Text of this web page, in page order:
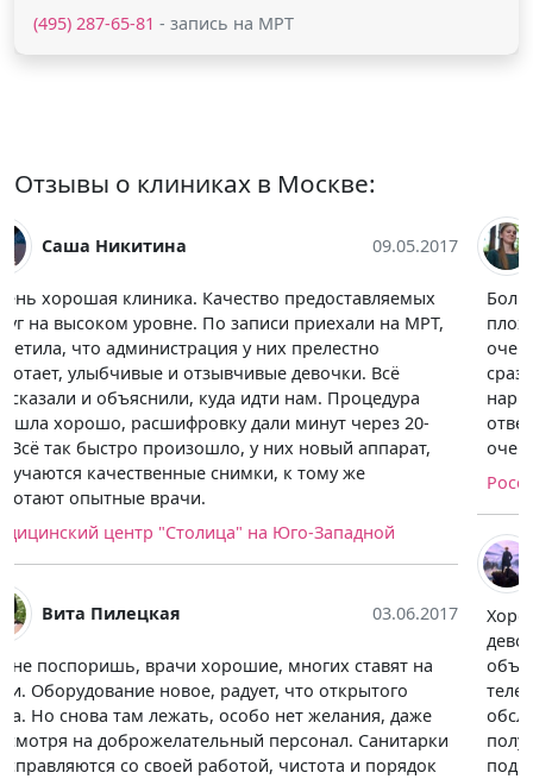
(495) 287-65-81 - запись на МРТ
Отзывы о клиниках в Москве:
Валентина Шпагина 01.05.2017
Больница понравилась, не могу сказать ничего
плохого, процедура прошла успешно. Во-первых
очень удобно, что есть запись по телефону, приняли
сразу, все очень цивилизованно. Во-вторых перед
наркозом анестезиолог все подробно рассказал,
ответил на все вопросы. Весь персонал относится
очень уважительно.
Российская детская клиническая больница
Катя Галяткина 04.06.2017
Хороший центр, уютная атмосфера, приятные
объяснили. Получила подробные экскурсии ещё по
телефону, по записи пришла, очередей не было,
обследовали чётко по времени, после процедуры
получила грамотное заключение, врач мне всё
подробно рассказал и показал на снимках.